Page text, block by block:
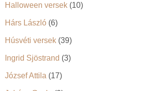
Halloween versek (10)
Hárs László (6)
Húsvéti versek (39)
Ingrid Sjöstrand (3)
József Attila (17)